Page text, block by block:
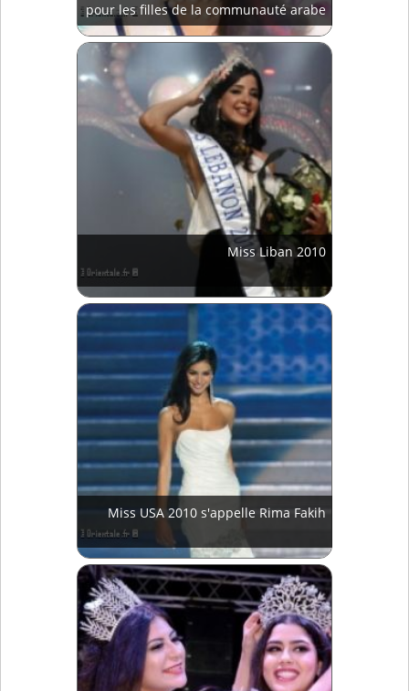
pour les filles de la communauté arabe
Miss Liban 2010
Miss USA 2010 s'appelle Rima Fakih